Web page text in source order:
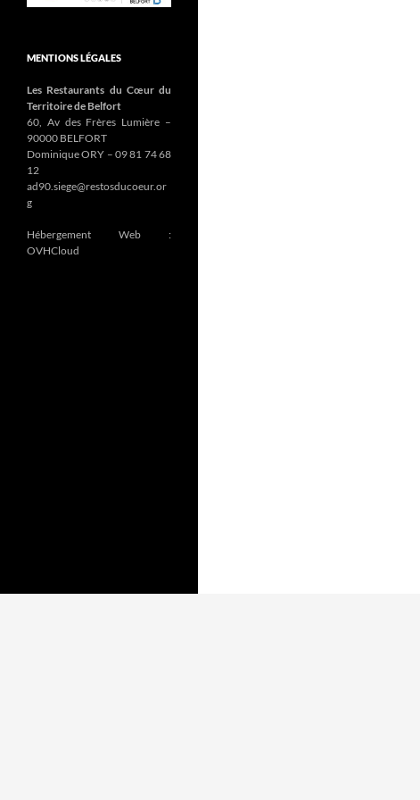
MENTIONS LÉGALES
Les Restaurants du Cœur du
Territoire de Belfort
60, Av des Frères Lumière –
90000 BELFORT
Dominique ORY – 09 81 74 68
12
ad90.siege@restosducoeur.or
g
Hébergement Web :
OVHCloud